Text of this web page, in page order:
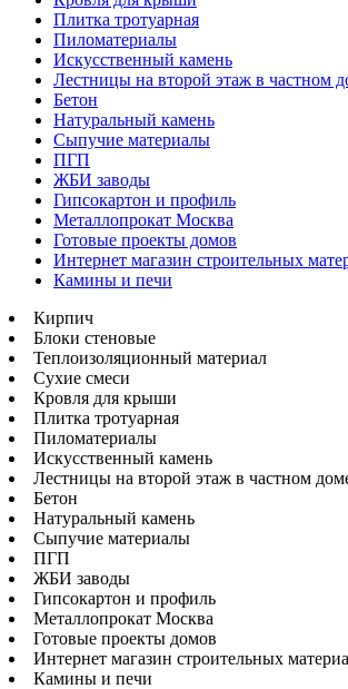
Плитка тротуарная
Пиломатериалы
Искусственный камень
Лестницы на второй этаж в частном
Бетон
Натуральный камень
Сыпучие материалы
ПГП
ЖБИ заводы
Гипсокартон и профиль
Металлопрокат Москва
Готовые проекты домов
Интернет магазин строительных
Камины и печи
Кирпич
Блоки стеновые
Теплоизоляционный материал
Сухие смеси
Кровля для крыши
Плитка тротуарная
Пиломатериалы
Искусственный камень
Лестницы на второй этаж в частном
Бетон
Натуральный камень
Сыпучие материалы
ПГП
ЖБИ заводы
Гипсокартон и профиль
Металлопрокат Москва
Готовые проекты домов
Интернет магазин строительных
Камины и печи